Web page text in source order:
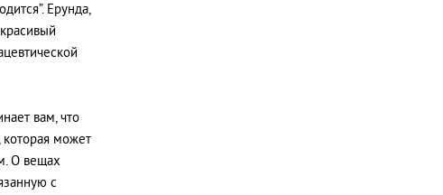
Ерунда,
вам, что
может
О вещах
с